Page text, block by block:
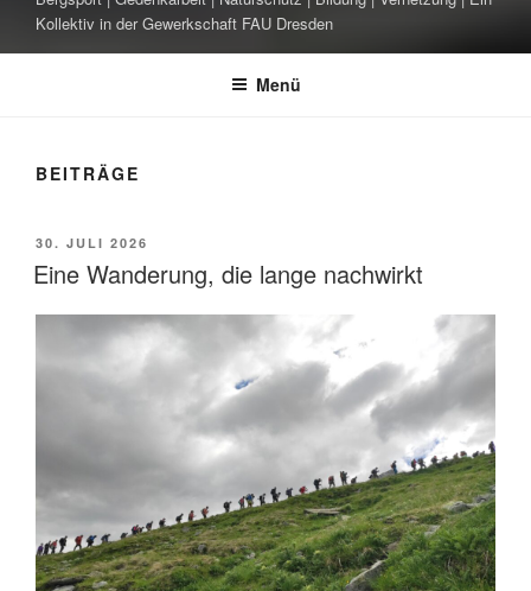
Kollektiv in der Gewerkschaft FAU Dresden
Menü
BEITRÄGE
VERÖFFENTLICHT
AM
30. JULI 2026
Eine Wanderung, die lange nachwirkt